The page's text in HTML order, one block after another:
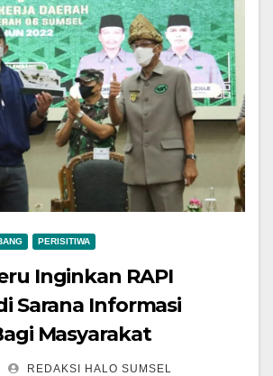
PERISITIWA
Inginkan RAPI
Masyarakat
REDAKSI HALO SUMSEL